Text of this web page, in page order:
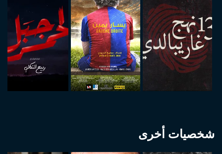
شخصيات أخرى